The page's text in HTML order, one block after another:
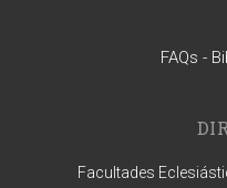
FAQs -
Facultades